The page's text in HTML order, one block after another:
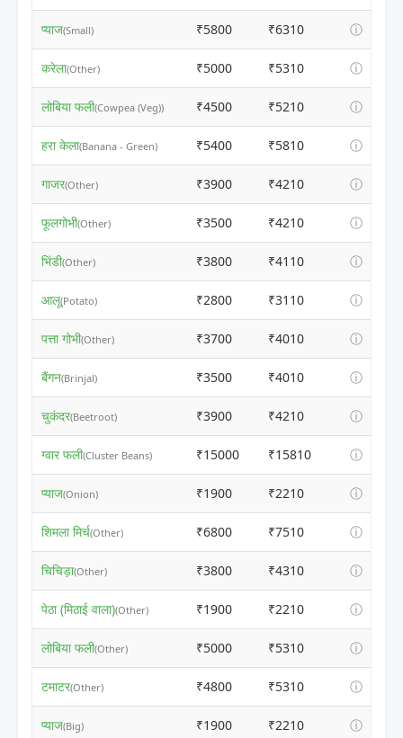
प्याज(Small) ₹5800 ₹6310 ⓘ
करेला(Other) ₹5000 ₹5310 ⓘ
लोबिया फली(Cowpea (Veg)) ₹4500 ₹5210 ⓘ
हरा केला(Banana - Green) ₹5400 ₹5810 ⓘ
गाजर(Other) ₹3900 ₹4210 ⓘ
फूलगोभी(Other) ₹3500 ₹4210 ⓘ
भिंडी(Other) ₹3800 ₹4110 ⓘ
आलू(Potato) ₹2800 ₹3110 ⓘ
पत्ता गोभी(Other) ₹3700 ₹4010 ⓘ
बैंगन(Brinjal) ₹3500 ₹4010 ⓘ
चुकंदर(Beetroot) ₹3900 ₹4210 ⓘ
ग्वार फली(Cluster Beans) ₹15000 ₹15810 ⓘ
प्याज(Onion) ₹1900 ₹2210 ⓘ
शिमला मिर्च(Other) ₹6800 ₹7510 ⓘ
चिचिड़ा(Other) ₹3800 ₹4310 ⓘ
पेठा (मिठाई वाला)(Other) ₹1900 ₹2210 ⓘ
लोबिया फली(Other) ₹5000 ₹5310 ⓘ
टमाटर(Other) ₹4800 ₹5310 ⓘ
प्याज(Big) ₹1900 ₹2210 ⓘ